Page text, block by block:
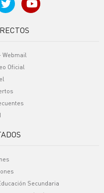
Webmail
Oficial
Secundaria